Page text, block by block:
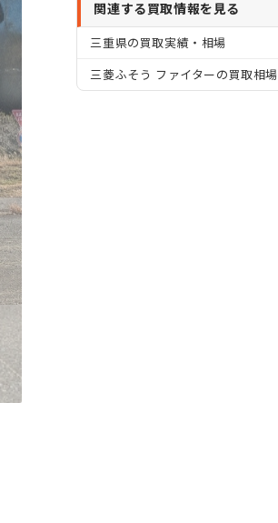
関連する買取情報を見る
三重県の買取実績・相場
三菱ふそう ファイターの買取相場